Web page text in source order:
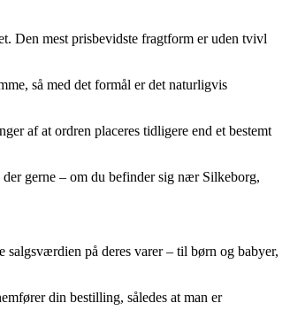
Den mest prisbevidste fragtform er uden tvivl
så med det formål er det naturligvis
af at ordren placeres tidligere end et bestemt
gerne – om du befinder sig nær Silkeborg,
på deres varer – til børn og babyer,
din bestilling, således at man er